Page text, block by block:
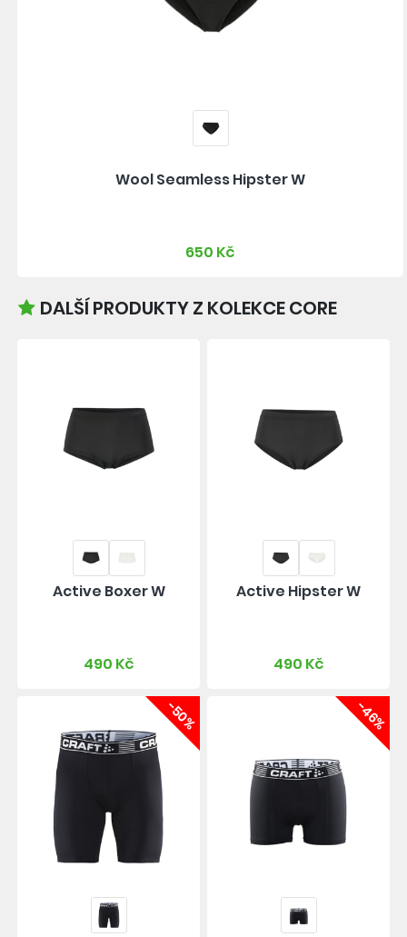
Wool Seamless Hipster W
650 Kč
DALŠÍ PRODUKTY Z KOLEKCE CORE
Active Boxer W
490 Kč
Active Hipster W
490 Kč
-50% -46%